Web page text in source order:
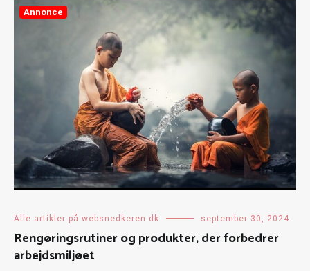
Annonce
Alle artikler på websnedkeren.dk september 30, 2024
Rengøringsrutiner og produkter, der forbedrer
arbejdsmiljøet